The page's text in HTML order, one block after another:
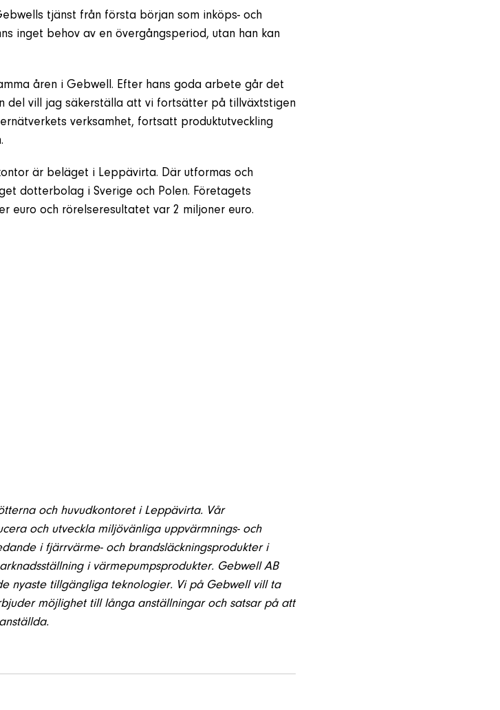
tjänst från första början som inköps- och
inget behov av en övergångsperiod, utan han kan
åren i Gebwell. Efter hans goda arbete går det
del vill jag säkerställa att vi fortsätter på tillväxtstigen
verksamhet, fortsatt produktutveckling
är beläget i Leppävirta. Där utformas och
dotterbolag i Sverige och Polen. Företagets
euro och rörelseresultatet var 2 miljoner euro.
och huvudkontoret i Leppävirta. Vår
och utveckla miljövänliga uppvärmnings- och
i fjärrvärme- och brandsläckningsprodukter i
i värmepumpsprodukter. Gebwell AB
nyaste tillgängliga teknologier. Vi på Gebwell vill ta
möjlighet till långa anställningar och satsar på att